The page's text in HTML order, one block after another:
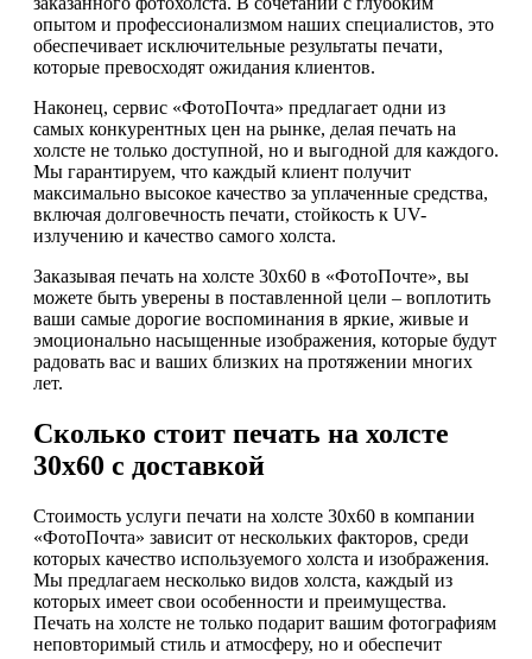
опытом и профессионализмом наших специалистов, это
обеспечивает исключительные результаты печати,
которые превосходят ожидания клиентов.
Наконец, сервис «ФотоПочта» предлагает одни из
самых конкурентных цен на рынке, делая печать на
холсте не только доступной, но и выгодной для каждого.
Мы гарантируем, что каждый клиент получит
максимально высокое качество за уплаченные средства,
включая долговечность печати, стойкость к UV-
излучению и качество самого холста.
Заказывая печать на холсте 30х60 в «ФотоПочте», вы
можете быть уверены в поставленной цели – воплотить
ваши самые дорогие воспоминания в яркие, живые и
эмоционально насыщенные изображения, которые будут
радовать вас и ваших близких на протяжении многих
лет.
Сколько стоит печать на холсте
30х60 с доставкой
Стоимость услуги печати на холсте 30х60 в компании
«ФотоПочта» зависит от нескольких факторов, среди
которых качество используемого холста и изображения.
Мы предлагаем несколько видов холста, каждый из
которых имеет свои особенности и преимущества.
Печать на холсте не только подарит вашим фотографиям
неповторимый стиль и атмосферу, но и обеспечит